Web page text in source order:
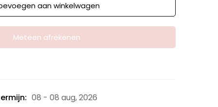
aan winkelwagen
Meteen afrekenen
08 - 08 aug, 2026